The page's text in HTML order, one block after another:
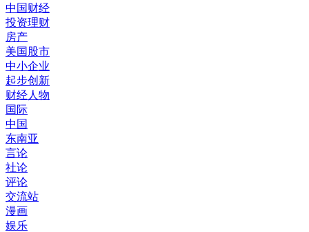
中国财经
投资理财
房产
美国股市
中小企业
起步创新
财经人物
国际
中国
东南亚
言论
社论
评论
交流站
漫画
娱乐